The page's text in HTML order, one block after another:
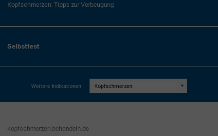
Kopfschmerzen: Tipps zur Vorbeugung
Selbsttest
Weitere Indikationen:
kopfschmerzen.behandeln.de